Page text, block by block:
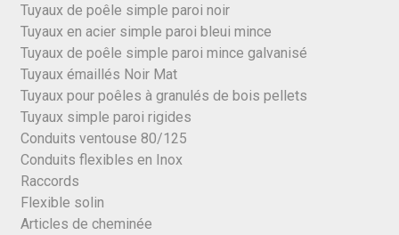
Tuyaux de poêle simple paroi noir
Tuyaux en acier simple paroi bleui mince
Tuyaux de poêle simple paroi mince galvanisé
Tuyaux émaillés Noir Mat
Tuyaux pour poêles à granulés de bois pellets
Tuyaux simple paroi rigides
Conduits ventouse 80/125
Conduits flexibles en Inox
Raccords
Flexible solin
Articles de cheminée